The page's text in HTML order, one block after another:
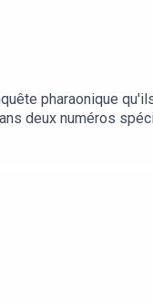
pharaonique
deux numéros
ils reviennent, au
à